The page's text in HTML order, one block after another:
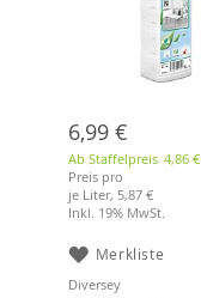
6,99 €
Ab Staffelpreis 4,86 €
Preis pro
je Liter, 5,87 €
Inkl. 19% MwSt.
Merkliste
Diversey